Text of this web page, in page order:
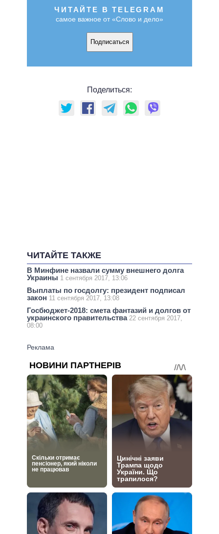
ЧИТАЙТЕ В TELEGRAM
самое важное от «Слово и дело»
Подписаться
Поделиться:
ЧИТАЙТЕ ТАКЖЕ
В Минфине назвали сумму внешнего долга
Украины 1 сентября 2017, 13:06
Выплаты по госдолгу: президент подписал
закон 11 сентября 2017, 13:08
Госбюджет-2018: смета фантазий и долгов от
украинского правительства 22 сентября 2017,
08:00